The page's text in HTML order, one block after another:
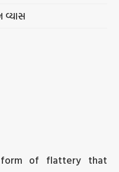
વ્યાસ
form of flattery that